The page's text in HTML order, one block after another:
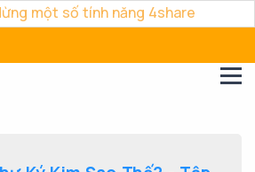
một số tính năng 4share